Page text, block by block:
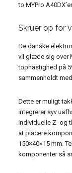
to MYPro
Skruer op for
De danske
vil glæde sig over
tophastighed på
sammenholdt
Dette er muligt
integrerer syv
individuelle Z- og
at placere
150×40×15 mm.
komponenter så